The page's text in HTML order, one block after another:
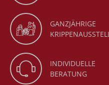
GANZJÄHRIGE
INDIVIDUELLE
BERATUNG